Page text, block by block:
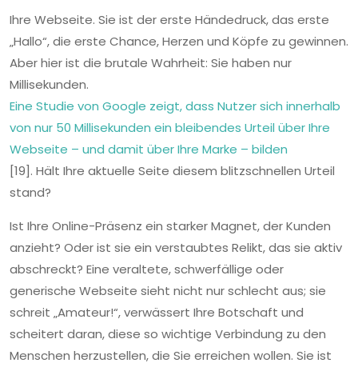
Ihre Webseite. Sie ist der erste Händedruck, das erste
„Hallo“, die erste Chance, Herzen und Köpfe zu gewinnen.
Aber hier ist die brutale Wahrheit: Sie haben nur
Millisekunden.
Eine Studie von Google zeigt, dass Nutzer sich innerhalb
von nur 50 Millisekunden ein bleibendes Urteil über Ihre
Webseite – und damit über Ihre Marke – bilden
[19]. Hält Ihre aktuelle Seite diesem blitzschnellen Urteil
stand?
Ist Ihre Online-Präsenz ein starker Magnet, der Kunden
anzieht? Oder ist sie ein verstaubtes Relikt, das sie aktiv
abschreckt? Eine veraltete, schwerfällige oder
generische Webseite sieht nicht nur schlecht aus; sie
schreit „Amateur!“, verwässert Ihre Botschaft und
scheitert daran, diese so wichtige Verbindung zu den
Menschen herzustellen, die Sie erreichen wollen. Sie ist